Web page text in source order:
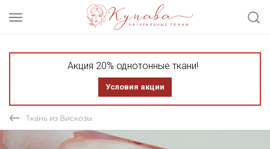
Акция 20% однотонные ткани!
Условия акции
Ткань из Вискозы